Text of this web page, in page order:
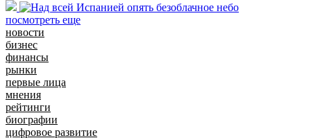
посмотреть еще
новости
бизнес
финансы
рынки
первые лица
мнения
рейтинги
биографии
цифровое развитие